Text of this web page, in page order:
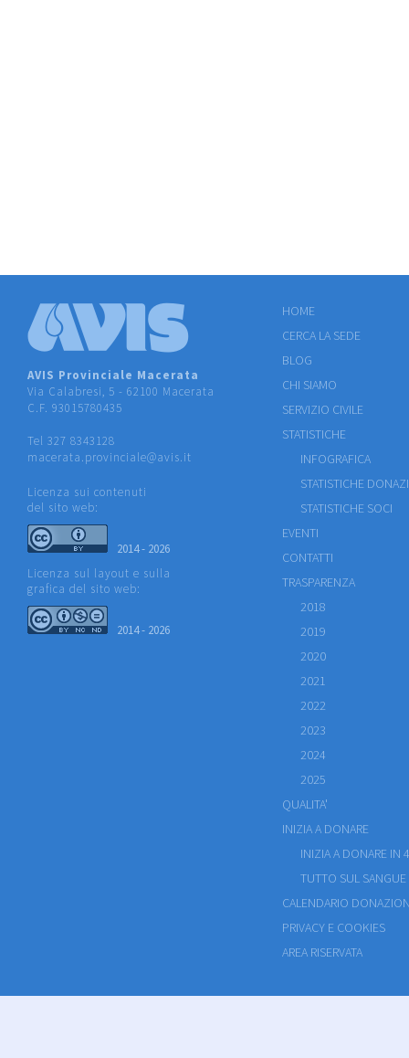
AVIS Provinciale Macerata
Via Calabresi, 5 - 62100 Macerata
C.F. 93015780435
Tel 327 8343128
macerata.provinciale@avis.it
Licenza sui contenuti
del sito web:
2014 - 2026
Licenza sul layout e sulla
grafica del sito web:
2014 - 2026
HOME
CERCA LA SEDE
BLOG
CHI SIAMO
SERVIZIO CIVILE
STATISTICHE
INFOGRAFICA
STATISTICHE
STATISTICHE SOCI
EVENTI
CONTATTI
TRASPARENZA
2018
2019
2020
2021
2022
2023
2024
2025
QUALITA'
INIZIA A DONARE
INIZIA A DONARE IN
TUTTO SUL SANGUE
CALENDARIO
PRIVACY E COOKIES
AREA RISERVATA